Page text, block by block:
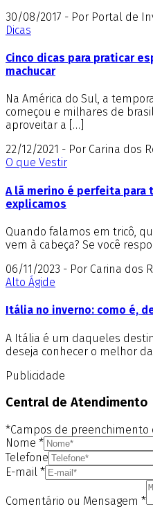
30/08/2017 - Por Portal de
Dicas
Cinco dicas para praticar
machucar
Na América do Sul, a
começou e milhares de
aproveitar a […]
22/12/2021 - Por Carina dos
O que Vestir
A lã merino é perfeita para
explicamos
Quando falamos em tricô,
vem à cabeça? Se você
06/11/2023 - Por Carina dos
Alto Ágide
Itália no inverno: como é,
A Itália é um daqueles
deseja conhecer o melhor
Publicidade
Central de Atendimento
*Campos de preenchimento
Nome *
Telefone
E-mail *
Comentário ou Mensagem *